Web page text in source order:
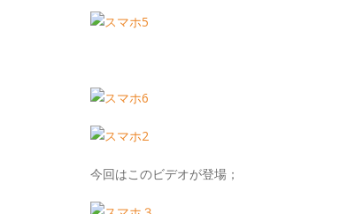
今回はこのビデオが登場；